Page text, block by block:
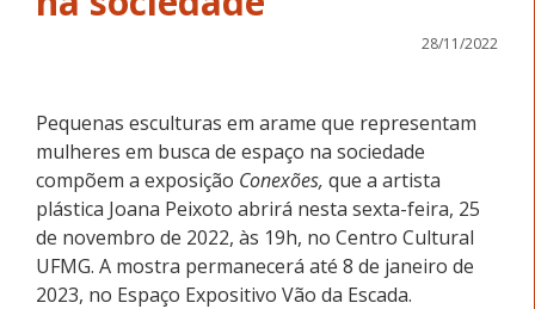
28/11/2022
Pequenas esculturas em arame que representam
mulheres em busca de espaço na sociedade
compõem a exposição Conexões, que a artista
plástica Joana Peixoto abrirá nesta sexta-feira, 25
de novembro de 2022, às 19h, no Centro Cultural
UFMG. A mostra permanecerá até 8 de janeiro de
2023, no Espaço Expositivo Vão da Escada.